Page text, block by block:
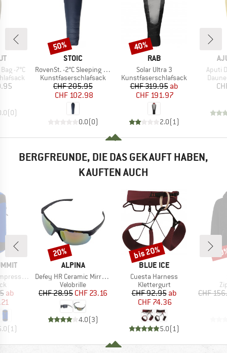
-7°C
(0)
MARKE
STOIC
Artikel
RovenSt. -2°C Sleeping Bag
Produktgruppe
Kunstfaserschlafsack
Preis
CHF 205.95reduzierter Preis
CHF 102.98
0.0(0)
Rabatt
50%
MARKE
RAB
Artikel
Solar Ultra 3
Produktgruppe
Kunstfaserschlafsack
Preis
CHF 319.95reduzierter Preis
ab
CHF 191.97
2.0( 1)
Rabatt
40%
Artikel
Aputi
BERGFREUNDE, DIE DAS GEKAUFT HABEN,
KAUFTEN AUCH
Sack
Preis
ab
(1 )
MARKE
ALPINA
Artikel
Defey HR Ceramic Mirror Cat 3
Produktgruppe
Velobrille
Preis
CHF 28.95reduzierter Preis
CHF 23.16
4.0(3)
Rabatt
20%
MARKE
BLUE ICE
Artikel
Cuesta Harness
Produktgruppe
Klettergurt
Preis
CHF 92.95reduzierter Preis
ab
CHF 74.36
5.0(1 )
Rabatt
bis 20%
CHF